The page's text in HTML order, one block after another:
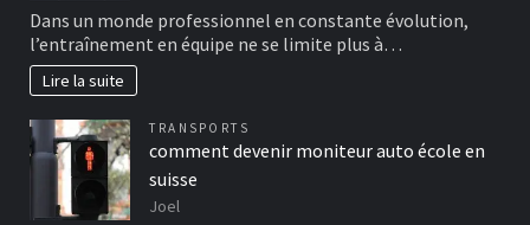
Dans un monde professionnel en constante évolution,
l’entraînement en équipe ne se limite plus à…
Lire la suite
TRANSPORTS
comment devenir moniteur auto école en
suisse
Joel